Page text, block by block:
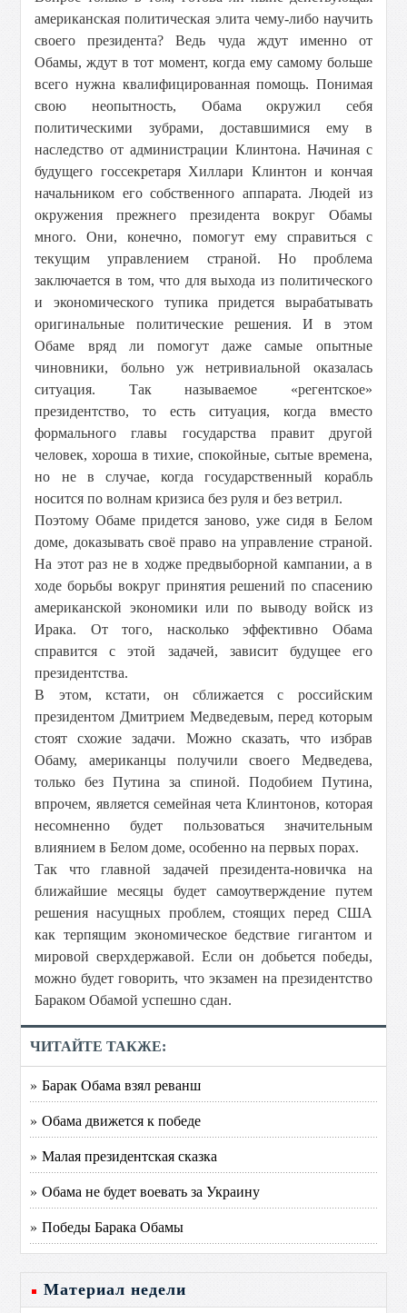
американская политическая элита чему-либо научить
своего президента? Ведь чуда ждут именно от
Обамы, ждут в тот момент, когда ему самому больше
всего нужна квалифицированная помощь. Понимая
свою неопытность, Обама окружил себя
политическими зубрами, доставшимися ему в
наследство от администрации Клинтона. Начиная с
будущего госсекретаря Хиллари Клинтон и кончая
начальником его собственного аппарата. Людей из
окружения прежнего президента вокруг Обамы
много. Они, конечно, помогут ему справиться с
текущим управлением страной. Но проблема
заключается в том, что для выхода из политического
и экономического тупика придется вырабатывать
оригинальные политические решения. И в этом
Обаме вряд ли помогут даже самые опытные
чиновники, больно уж нетривиальной оказалась
ситуация. Так называемое «регентское»
президентство, то есть ситуация, когда вместо
формального главы государства правит другой
человек, хороша в тихие, спокойные, сытые времена,
но не в случае, когда государственный корабль
носится по волнам кризиса без руля и без ветрил.
Поэтому Обаме придется заново, уже сидя в Белом
доме, доказывать своё право на управление страной.
На этот раз не в ходже предвыборной кампании, а в
ходе борьбы вокруг принятия решений по спасению
американской экономики или по выводу войск из
Ирака. От того, насколько эффективно Обама
справится с этой задачей, зависит будущее его
президентства.
В этом, кстати, он сближается с российским
президентом Дмитрием Медведевым, перед которым
стоят схожие задачи. Можно сказать, что избрав
Обаму, американцы получили своего Медведева,
только без Путина за спиной. Подобием Путина,
впрочем, является семейная чета Клинтонов, которая
несомненно будет пользоваться значительным
влиянием в Белом доме, особенно на первых порах.
Так что главной задачей президента-новичка на
ближайшие месяцы будет самоутверждение путем
решения насущных проблем, стоящих перед США
как терпящим экономическое бедствие гигантом и
мировой сверхдержавой. Если он добьется победы,
можно будет говорить, что экзамен на президентство
Бараком Обамой успешно сдан.
ЧИТАЙТЕ ТАКЖЕ:
» Барак Обама взял реванш
» Обама движется к победе
» Малая президентская сказка
» Обама не будет воевать за Украину
» Победы Барака Обамы
Материал недели